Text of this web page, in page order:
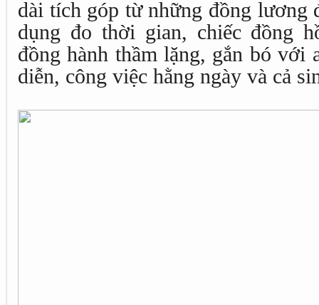
dài tích góp từ những đồng lương
dụng đo thời gian, chiếc đồng
đồng hành thầm lặng, gắn bó với
diễn, công việc hằng ngày và cả